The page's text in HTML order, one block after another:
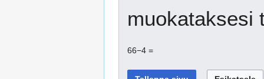
muokataksesi
66−4 =